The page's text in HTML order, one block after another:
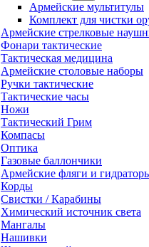
Армейские мультитулы
Комплект для чистки
Армейские стрелковые
Фонари тактические
Тактическая медицина
Армейские столовые наборы
Ручки тактические
Тактические часы
Ножи
Тактический Грим
Компасы
Оптика
Газовые баллончики
Армейские фляги и
Корды
Свистки / Карабины
Химический источник света
Мангалы
Нашивки